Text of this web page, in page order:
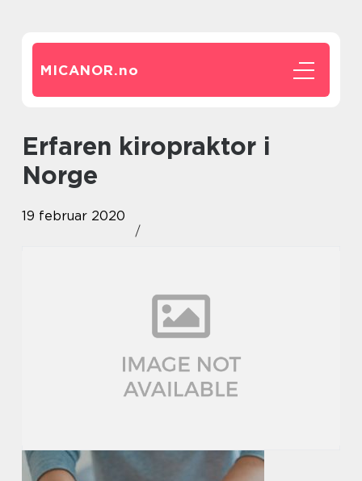
MICANOR.no
Erfaren kiropraktor i
Norge
19 februar 2020